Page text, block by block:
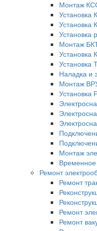
Монтаж
Установка
Установка
Установка
Монтаж
Установка
Установка
Наладка и
Монтаж
Установка
Монтаж
Ремонт
Ремонт
Ремонт
Ремонт